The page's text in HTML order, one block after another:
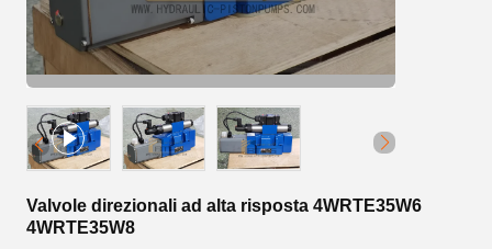
Valvole direzionali ad alta risposta 4WRTE35W6
4WRTE35W8